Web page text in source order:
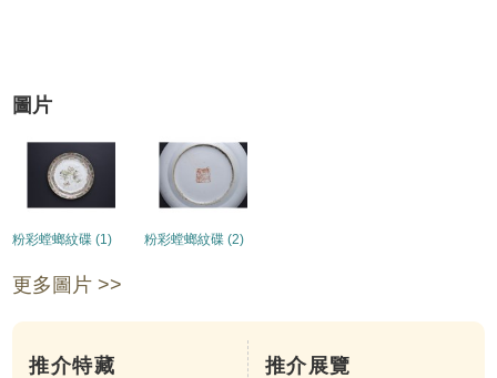
圖片
粉彩螳螂紋碟 (1) 粉彩螳螂紋碟 (2)
更多圖片 >>
推介特藏 推介展覽